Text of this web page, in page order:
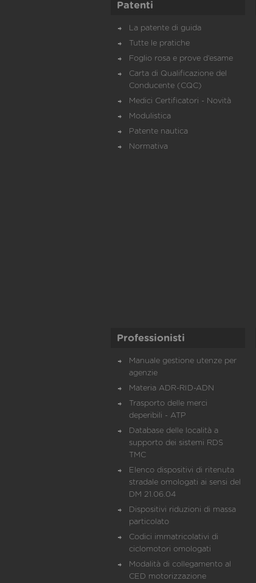
Patenti
La patente di guida
Tutte le pratiche
Foglio rosa e prove d’esame
Carta di Qualificazione del
Conducente (CQC)
Medici Certificatori - Novità
Modulistica
Patente nautica
Normativa
Professionisti
Manuale gestione utenze per
agenzie
Materia ADR-RID-ADN
Trasporto delle merci
deperibili - ATP
Database delle località a
supporto dei sistemi RDS
TMC
Elenco dispositivi di ritenuta
stradale omologati ai sensi del
DM 21.06.04
Dispositivi riduzioni di massa
particolato
Codici immatricolativi di
ciclomotori omologati
Modalità di collegamento al
CED motorizzazione